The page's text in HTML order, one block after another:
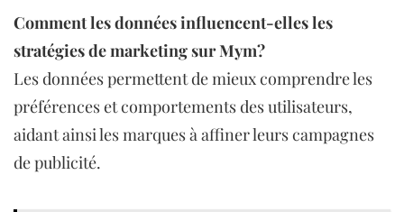
Comment les données influencent-elles les
stratégies de marketing sur Mym?
Les données permettent de mieux comprendre les
préférences et comportements des utilisateurs,
aidant ainsi les marques à affiner leurs campagnes
de publicité.